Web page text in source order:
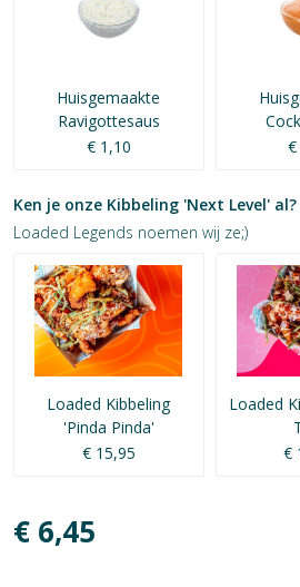
Huisgemaakte
Ravigottesaus
€ 1,10
Ken je onze Kibbeling 'Next Level' al?
Loaded Legends noemen wij ze;)
Loaded Kibbeling
'Pinda Pinda'
€ 15,95
Loaded
€
€ 6,45